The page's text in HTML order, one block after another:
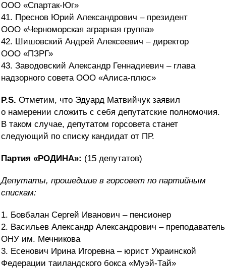
ООО «Спартак-Юг»
41. Преснов Юрий Александрович – президент
ООО «Черноморская аграрная группа»
42. Шишовский Андрей Алексеевич – директор
ООО «ПЗРГ»
43. Заводовский Александр Геннадиевич – глава
надзорного совета ООО «Алиса-плюс»
P.S. Отметим, что Эдуард Матвийчук заявил
о намерении сложить с себя депутатские полномочия.
В таком случае, депутатом горсовета станет
следующий по списку кандидат от ПР.
Партия «РОДИНА»: (15 депутатов)
Депутаты, прошедшие в горсовет по партийным
спискам:
1. Бовбалан Сергей Иванович – пенсионер
2. Васильев Александр Александрович – преподаватель
ОНУ им. Мечникова
3. Есенович Ирина Игоревна – юрист Украинской
Федерации таиландского бокса «Муэй-Тай»